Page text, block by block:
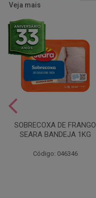
Veja mais
SOBRECOXA DE FRANGO
SEARA BANDEJA 1KG
Código: 046346